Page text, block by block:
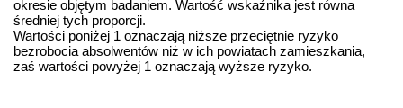
okresie objętym badaniem. Wartość wskaźnika jest równa
średniej tych proporcji.
Wartości poniżej 1 oznaczają niższe przeciętnie ryzyko
bezrobocia absolwentów niż w ich powiatach zamieszkania,
zaś wartości powyżej 1 oznaczają wyższe ryzyko.